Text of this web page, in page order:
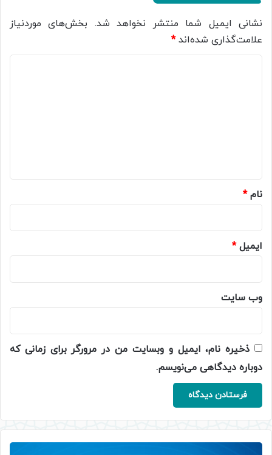
نشانی ایمیل شما منتشر نخواهد شد. بخش‌های موردنیاز
علامت‌گذاری شده‌اند*
نام*
ایمیل*
وب‌ سایت
ذخیره نام، ایمیل و وبسایت من در مرورگر برای زمانی که
دوباره دیدگاهی می‌نویسم.